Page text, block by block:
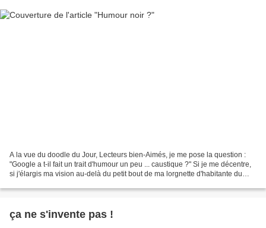
A la vue du doodle du Jour, Lecteurs bien-Aimés, je me pose la question :
"Google a t-il fait un trait d'humour un peu ... caustique ?" Si je me décentre,
si j'élargis ma vision au-delà du petit bout de ma lorgnette d'habitante du
ça ne s'invente pas !